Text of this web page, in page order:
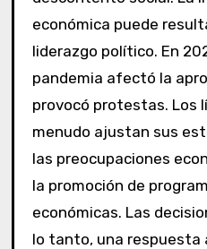
económica puede
liderazgo político. En
pandemia afectó la
provocó protestas. Los
menudo ajustan sus
las preocupaciones
la promoción de
económicas. Las
lo tanto, una respuesta